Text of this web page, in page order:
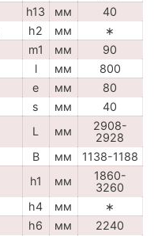
h13 мм
40
h2 мм
∗
m1 мм
90
l мм
800
e мм
80
s мм
40
L мм
2908-
2928
B мм
1138-1188
h1 мм
1860-
3260
h4 мм
∗
h6 мм
2240